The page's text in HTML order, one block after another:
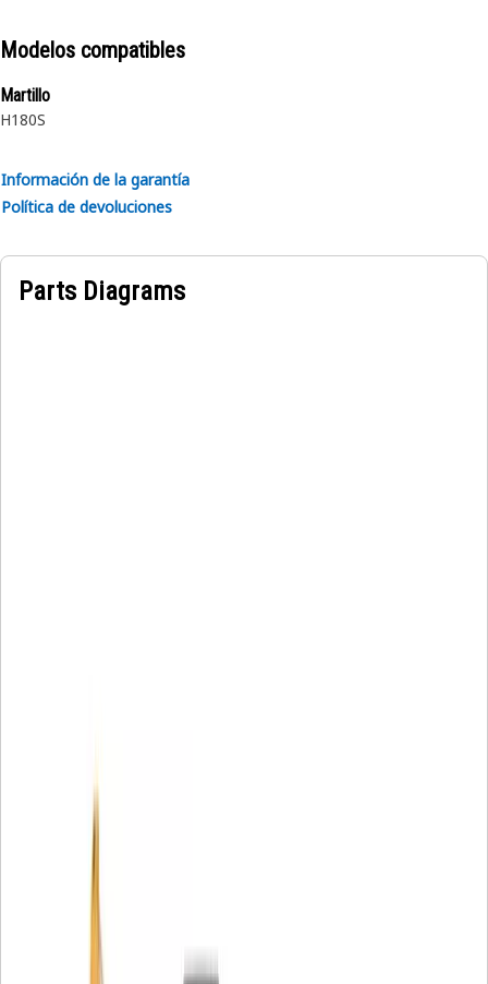
Modelos compatibles
Martillo
H180S
Información de la garantía
Política de devoluciones
Parts Diagrams